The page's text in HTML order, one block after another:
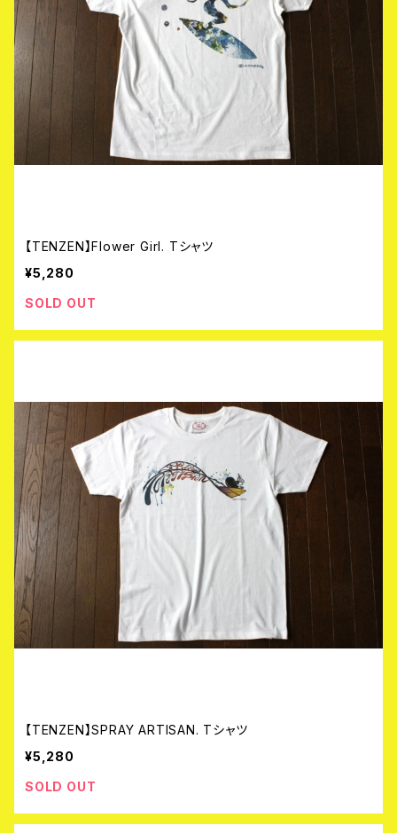
【TENZEN】Flower Girl. Tシャツ
¥5,280
SOLD OUT
【TENZEN】SPRAY ARTISAN. Tシャツ
¥5,280
SOLD OUT